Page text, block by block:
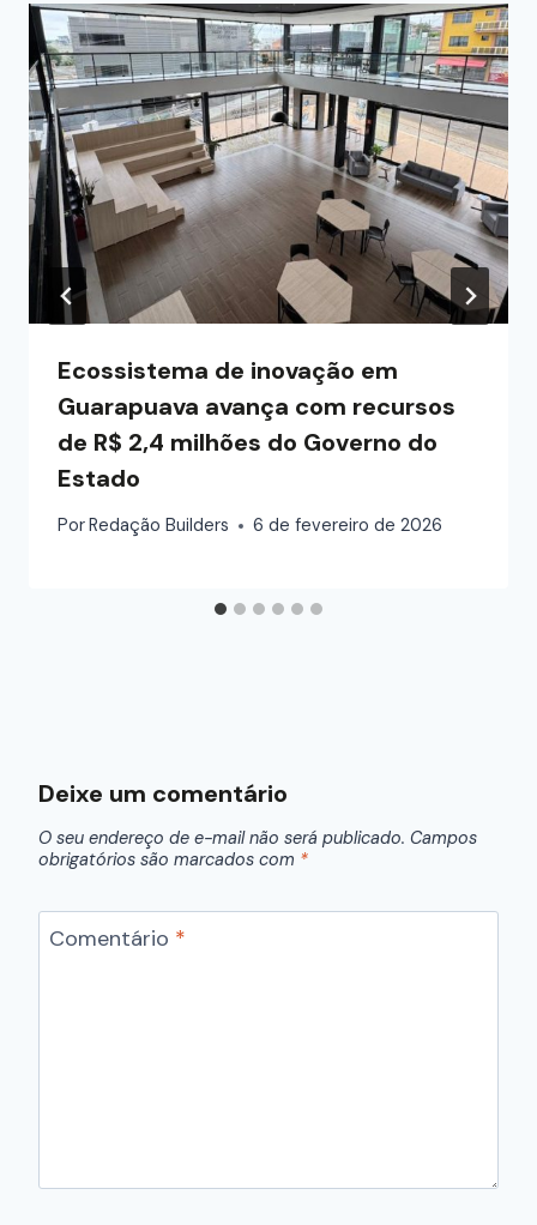
Ecossistema de inovação em
Guarapuava avança com recursos
de R$ 2,4 milhões do Governo do
Estado
PorRedação Builders 6 de fevereiro de 2026
Deixe um comentário
O seu endereço de e-mail não será publicado. Campos
obrigatórios são marcados com *
Comentário *